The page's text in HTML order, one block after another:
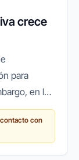
crece
para
en los
con